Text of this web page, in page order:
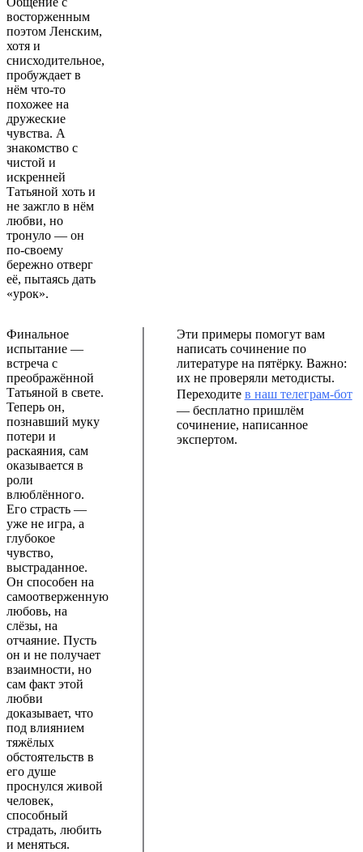
восторженным
поэтом Ленским,
хотя и
снисходительное,
пробуждает в
нём что-то
похожее на
дружеские
чувства. А
знакомство с
чистой и
искренней
Татьяной хоть и
не зажгло в нём
любви, но
тронуло — он
по-своему
бережно отверг
её, пытаясь дать
«урок».
Финальное
испытание —
встреча с
преображённой
Татьяной в свете.
Теперь он,
познавший муку
потери и
раскаяния, сам
оказывается в
роли
влюблённого.
Его страсть —
уже не игра, а
глубокое
чувство,
выстраданное.
Он способен на
самоотверженную
любовь, на
слёзы, на
отчаяние. Пусть
он и не получает
взаимности, но
сам факт этой
любви
доказывает, что
под влиянием
тяжёлых
обстоятельств в
его душе
проснулся живой
человек,
способный
страдать, любить
и меняться.
Эти примеры помогут вам
написать сочинение по
литературе на пятёрку. Важно:
их не проверяли методисты.
Переходите в наш телеграм-бот
— бесплатно пришлём
сочинение, написанное
экспертом.